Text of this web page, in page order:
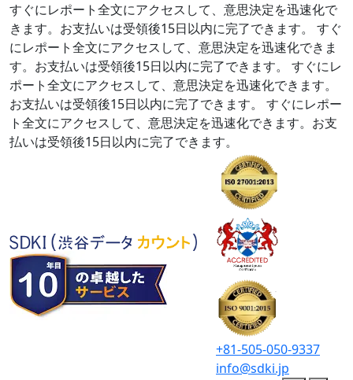
すぐにレポート全文にアクセスして、意思決定を迅速化で
きます。お支払いは受領後15日以内に完了できます。
すぐ
にレポート全文にアクセスして、意思決定を迅速化できま
す。お支払いは受領後15日以内に完了できます。
すぐにレ
ポート全文にアクセスして、意思決定を迅速化できます。
お支払いは受領後15日以内に完了できます。
すぐにレポー
ト全文にアクセスして、意思決定を迅速化できます。お支
払いは受領後15日以内に完了できます。
+81-505-050-9337
info@sdki.jp